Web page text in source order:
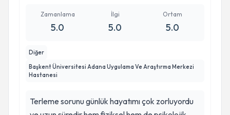
karmaşık anatomik detaylarını hem de bu hayati
bölgenin yeniden sağlığına kavuşması için
derinlemesine ve bilimsel bir titizlikle analiz etti ki,
operasyonun teknik aşamalarından iyileşme
ufak bir soru işareti kalmadan bu yola büyük bir
güvenle çıktım. Akciğer sönmesinden kitle
Zamanlama
5.0
İlgi
5.0
Ortam
5.0
Diğer
Başkent Üniversitesi Adana Uygulama Ve Araştırma Merkezi
Hastanesi
Terleme sorunu günlük hayatımı çok zorluyordu